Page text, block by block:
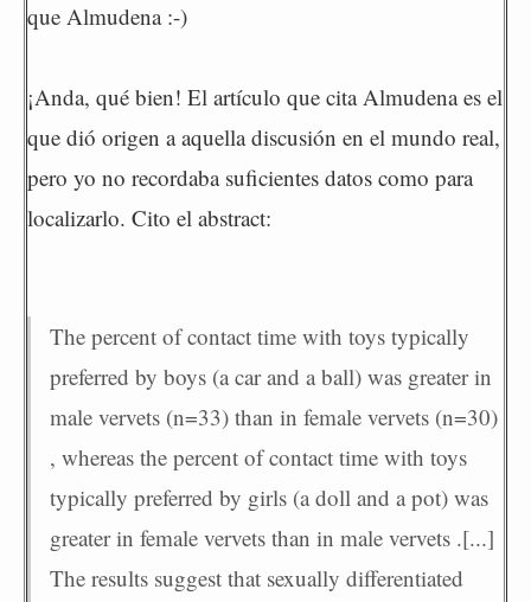
que Almudena :-)
¡Anda, qué bien! El artículo que cita Almudena es el
que dió origen a aquella discusión en el mundo real,
pero yo no recordaba suficientes datos como para
localizarlo. Cito el abstract:
The percent of contact time with toys typically
preferred by boys (a car and a ball) was greater in
male vervets (n=33) than in female vervets (n=30)
, whereas the percent of contact time with toys
typically preferred by girls (a doll and a pot) was
greater in female vervets than in male vervets .[...]
The results suggest that sexually differentiated